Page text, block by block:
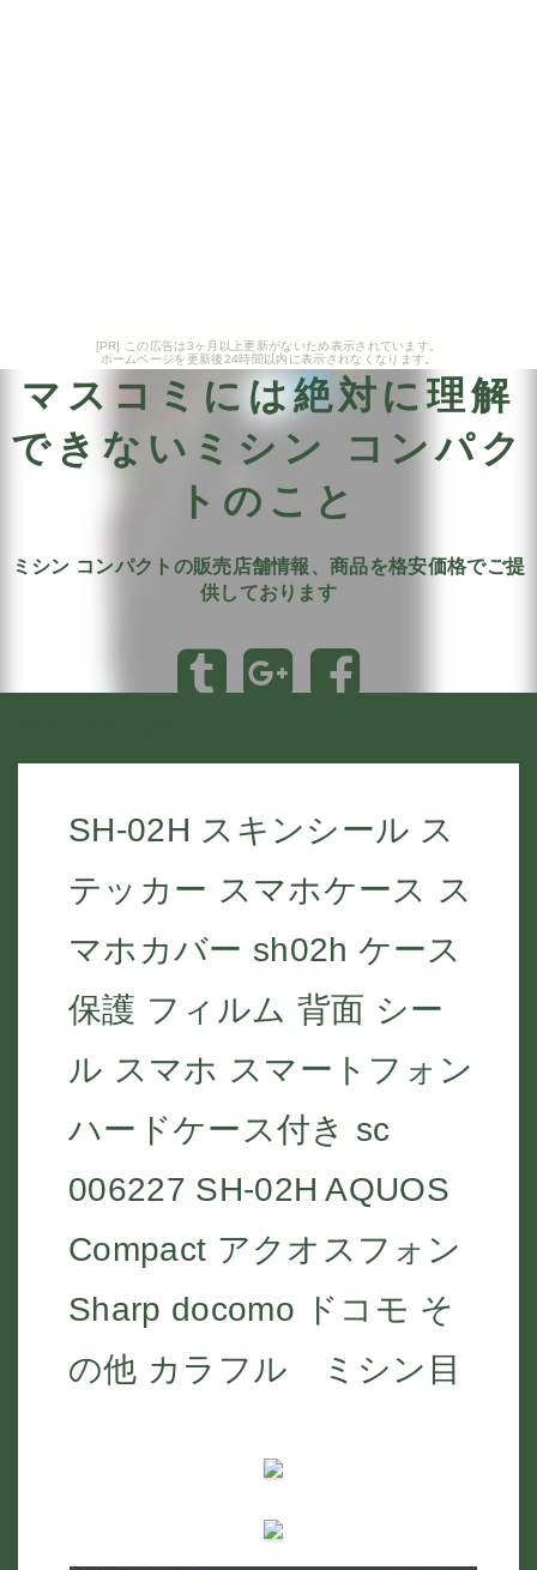
[PR] この広告は3ヶ月以上更新がないため表示されています。
ホームページを更新後24時間以内に表示されなくなります。
マスコミには絶対に理解
できないミシン コンパク
トのこと
ミシン コンパクトの販売店舗情報、商品を格安価格でご提
供しております
SH-02H スキンシール ス
テッカー スマホケース ス
マホカバー sh02h ケース
保護 フィルム 背面 シー
ル スマホ スマートフォン
ハードケース付き sc
006227 SH-02H AQUOS
Compact アクオスフォン
Sharp docomo ドコモ そ
の他 カラフル ミシン目